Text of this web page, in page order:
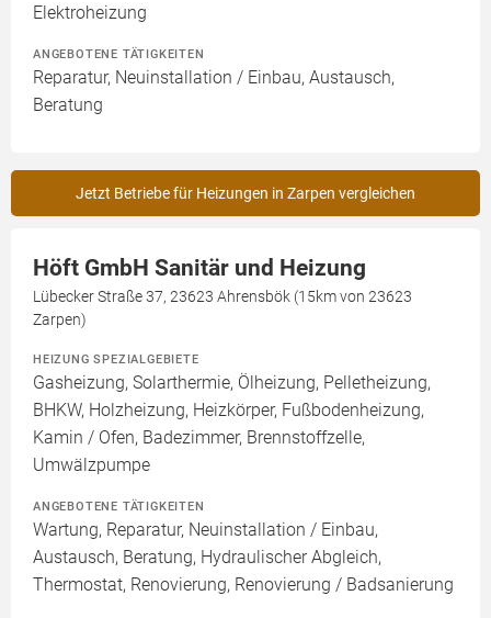
Elektroheizung
ANGEBOTENE TÄTIGKEITEN
Reparatur, Neuinstallation / Einbau, Austausch,
Beratung
Jetzt Betriebe für Heizungen in Zarpen vergleichen
Höft GmbH Sanitär und Heizung
Lübecker Straße 37, 23623 Ahrensbök (15km von 23623
Zarpen)
HEIZUNG SPEZIALGEBIETE
Gasheizung, Solarthermie, Ölheizung, Pelletheizung,
BHKW, Holzheizung, Heizkörper, Fußbodenheizung,
Kamin / Ofen, Badezimmer, Brennstoffzelle,
Umwälzpumpe
ANGEBOTENE TÄTIGKEITEN
Wartung, Reparatur, Neuinstallation / Einbau,
Austausch, Beratung, Hydraulischer Abgleich,
Thermostat, Renovierung, Renovierung / Badsanierung